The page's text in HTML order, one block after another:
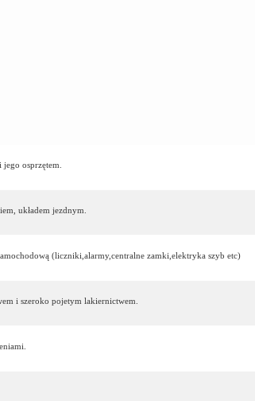
osprzętem.
układem jezdnym.
(liczniki,alarmy,centralne zamki,elektryka szyb etc)
i szeroko pojetym lakiernictwem.